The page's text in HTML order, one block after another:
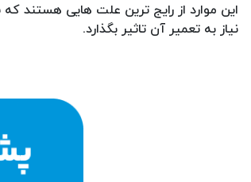
این موارد از رایج ترین علت هایی هستند
نیاز به تعمیر آن تاثیر بگذارد.